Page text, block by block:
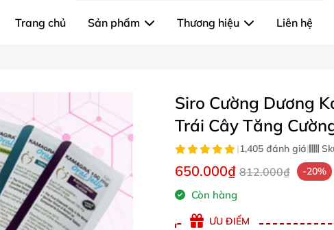
Trang chủ Sản phẩm Thương hiệu Liên hệ
Siro Cường Dương
Trái Cây Tăng
|1,405 đánh giá|
650.000₫ 812.000₫ -20%
Còn hàng
ƯU ĐIỂM